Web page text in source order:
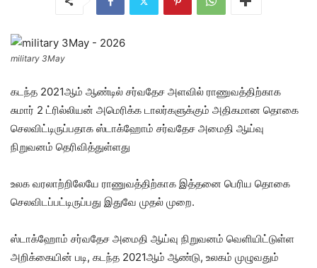
military 3May
கடந்த 2021ஆம் ஆண்டில் சர்வதேச அளவில் ராணுவத்திற்காக
சுமார் 2 ட்ரில்லியன் அமெரிக்க டாலர்களுக்கும் அதிகமான தொகை
செலவிட்டிருப்பதாக ஸ்டாக்ஹோம் சர்வதேச அமைதி ஆய்வு
நிறுவனம் தெரிவித்துள்ளது
உலக வரலாற்றிலேயே ராணுவத்திற்காக இத்தனை பெரிய தொகை
செலவிடப்பட்டிருப்பது இதுவே முதல் முறை.
ஸ்டாக்ஹோம் சர்வதேச அமைதி ஆய்வு நிறுவனம் வெளியிட்டுள்ள
அறிக்கையின் படி, கடந்த 2021ஆம் ஆண்டு, உலகம் முழுவதும்